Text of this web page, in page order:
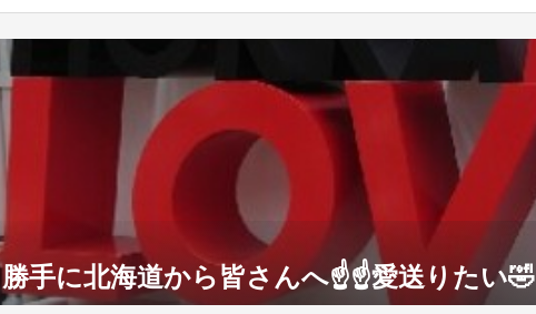
勝手に北海道から皆さんへ☝️☝️愛送りたい🤣